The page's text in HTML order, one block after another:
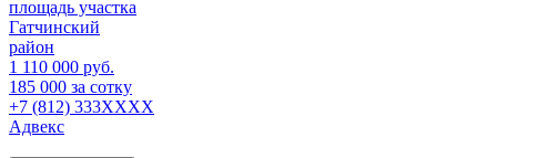
площадь участка
Гатчинский
район
1 110 000 руб.
185 000 за сотку
+7 (812) 333XXXX
Адвекс